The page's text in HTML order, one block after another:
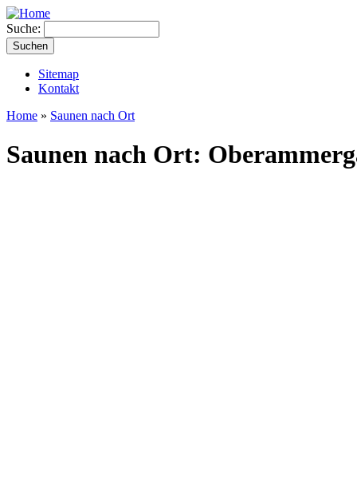
Suche:
Sitemap
Kontakt
Home » Saunen nach Ort
Saunen nach Ort: